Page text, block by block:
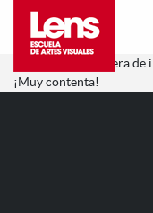
Es una buena manera
¡Muy contenta!